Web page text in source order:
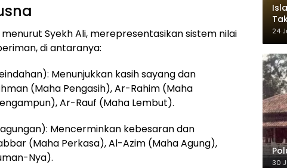
Syekh Ali, merepresentasikan sistem nilai
di antaranya:
Menunjukkan kasih sayang dan
(Maha Pengasih), Ar-Rahim (Maha
Ar-Rauf (Maha Lembut).
Mencerminkan kebesaran dan
(Maha Perkasa), Al-Azim (Maha Agung),
Nya).
24
30